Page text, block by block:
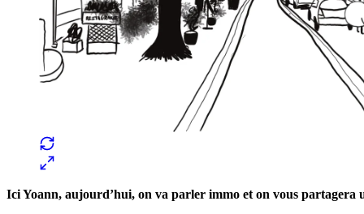
Ici Yoann, aujourd’hui, on va parler immo et on vous